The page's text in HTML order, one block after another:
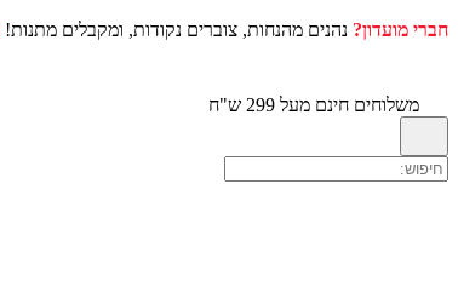
חברי מועדון? נהנים מהנחות, צוברים נקודות, ומקבלים מתנות!
משלוחים חינם מעל 299 ש"ח
מוצרים
בעגלת
מוצר פרטים סה"כ
סכום ביניים₪0.00 המשלוח וההנחות מחושבים במהלך התשלום בקופה.